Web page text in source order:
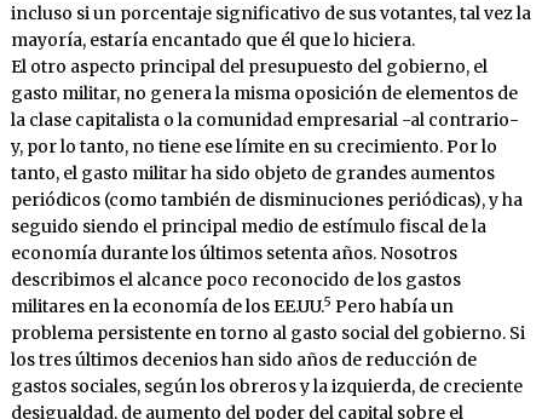
incluso si un porcentaje significativo de sus votantes, tal vez la
mayoría, estaría encantado que él que lo hiciera.
El otro aspecto principal del presupuesto del gobierno, el
gasto militar, no genera la misma oposición de elementos de
la clase capitalista o la comunidad empresarial -al contrario-
y, por lo tanto, no tiene ese límite en su crecimiento. Por lo
tanto, el gasto militar ha sido objeto de grandes aumentos
periódicos (como también de disminuciones periódicas), y ha
seguido siendo el principal medio de estímulo fiscal de la
economía durante los últimos setenta años. Nosotros
describimos el alcance poco reconocido de los gastos
militares en la economía de los EE.UU.5 Pero había un
problema persistente en torno al gasto social del gobierno. Si
los tres últimos decenios han sido años de reducción de
gastos sociales, según los obreros y la izquierda, de creciente
desigualdad, de aumento del poder del capital sobre el